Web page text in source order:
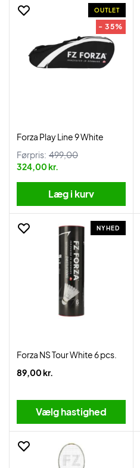
OUTLET
- 35%
Forza Play Line 9 White
Førpris: 499,00
324,00 kr.
Læg i kurv
NYHED
Forza NS Tour White 6 pcs.
89,00 kr.
Vælg hastighed